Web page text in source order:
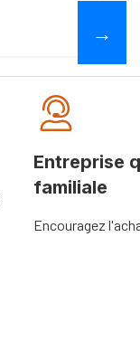
→
Entreprise
familiale
Encouragez